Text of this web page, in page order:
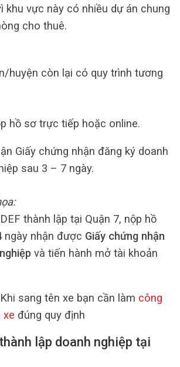
khu vực này có nhiều dự án chung
cho thuê.
huyện còn lại có quy trình tương
hồ sơ trực tiếp hoặc online.
Giấy chứng nhận đăng ký doanh
sau 3 – 7 ngày.
thành lập tại Quận 7, nộp hồ
ngày nhận được Giấy chứng nhận
và tiến hành mở tài khoản
sang tên xe bạn cần làm công
xe đúng quy định
lập doanh nghiệp tại